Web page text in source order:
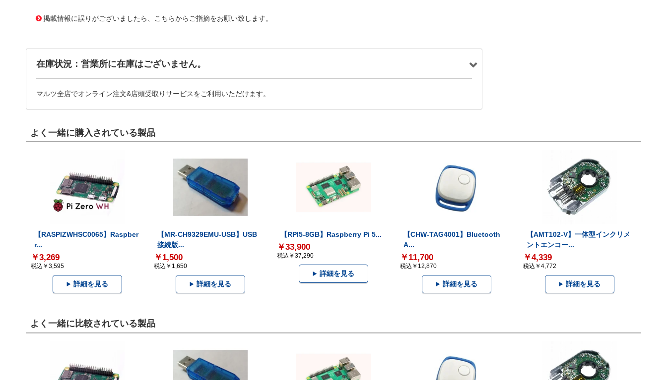
掲載情報に誤りがございましたら、こちらからご指摘をお願い致します。
在庫状況：営業所に在庫はございません。
マルツ全店でオンライン注文&店頭受取りサービスをご利用いただけます。
よく一緒に購入されている製品
【RASPIZWHSC0065】Raspber
r...
￥3,269
税込￥3,595
詳細を見る
【MR-CH9329EMU-USB】USB
接続版...
￥1,500
税込￥1,650
詳細を見る
【RPI5-8GB】Raspberry Pi 5...
￥33,900
税込￥37,290
詳細を見る
【CHW-TAG4001】Bluetooth
A...
￥11,700
税込￥12,870
詳細を見る
【AMT102-V】一体型インクリメ
ントエンコー...
￥4,339
税込￥4,772
詳細を見る
よく一緒に比較されている製品